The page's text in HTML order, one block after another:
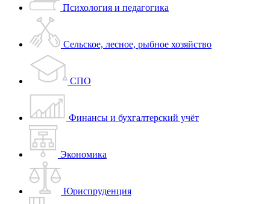
Психология и педагогика
Сельское, лесное, рыбное хозяйство
СПО
Финансы и бухгалтерский учёт
Экономика
Юриспруденция